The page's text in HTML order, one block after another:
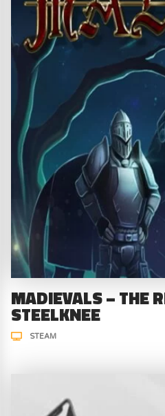
MADIEVALS – THE
STEELKNEE
STEAM